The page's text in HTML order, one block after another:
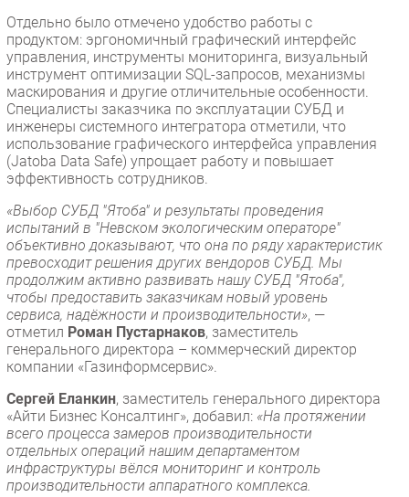
Отдельно было отмечено удобство работы с
продуктом: эргономичный графический интерфейс
управления, инструменты мониторинга, визуальный
инструмент оптимизации SQL-запросов, механизмы
маскирования и другие отличительные особенности.
Специалисты заказчика по эксплуатации СУБД и
инженеры системного интегратора отметили, что
использование графического интерфейса управления
(Jatoba Data Safe) упрощает работу и повышает
эффективность сотрудников.
«Выбор СУБД "Ятоба" и результаты проведения
испытаний в "Невском экологическим операторе"
объективно доказывают, что она по ряду характеристик
превосходит решения других вендоров СУБД. Мы
продолжим активно развивать нашу СУБД "Ятоба",
чтобы предоставить заказчикам новый уровень
сервиса, надёжности и производительности», —
отметил Роман Пустарнаков, заместитель
генерального директора – коммерческий директор
компании «Газинформсервис».
Сергей Еланкин, заместитель генерального директора
«Айти Бизнес Консалтинг», добавил: «На протяжении
всего процесса замеров производительности
отдельных операций нашим департаментом
инфраструктуры вёлся мониторинг и контроль
производительности аппаратного комплекса.